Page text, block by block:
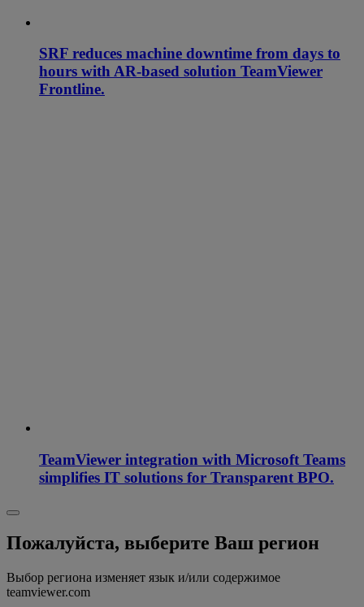
SRF reduces machine downtime from days to
hours with AR-based solution TeamViewer
Frontline.
TeamViewer integration with Microsoft Teams
simplifies IT solutions for Transparent BPO.
Пожалуйста, выберите Ваш регион
Выбор региона изменяет язык и/или содержимое
teamviewer.com